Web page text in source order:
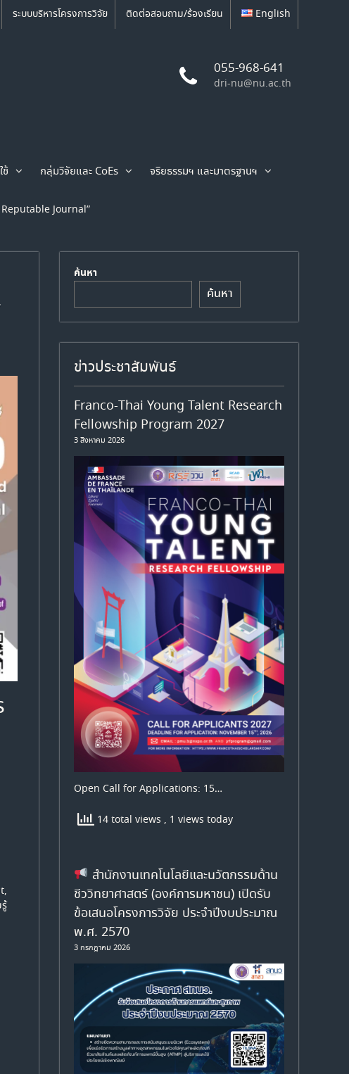
ระบบบริหารโครงการวิจัย ติดต่อสอบถาม/ร้องเรียน English
055-968-641
dri-nu@nu.ac.th
ช้ กลุ่มวิจัยและ CoEs จริยธรรมฯ และมาตรฐานฯ
Journal”
ค้นหา
ค้นหา
ข่าวประชาสัมพันธ์
Franco-Thai Young Talent Research
Fellowship Program 2027
3 สิงหาคม 2026
Open Call for Applications: 15…
14 total views , 1 views today
สำนักงานเทคโนโลยีและนวัตกรรมด้าน
ชีววิทยาศาสตร์ (องค์การมหาชน) เปิดรับ
ข้อเสนอโครงการวิจัย ประจำปีงบประมาณ
พ.ศ. 2570
3 กรกฎาคม 2026